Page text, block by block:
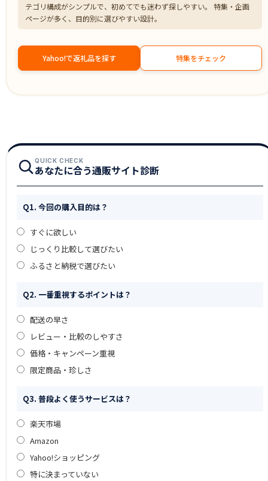
テゴリ構成がシンプルで、初めてでも迷わず探しやすい。 特集・企画
ページが多く、目的別に選びやすい設計。
Yahoo!で返礼品を探す 特集をチェック
QUICK CHECK
あなたに合う通販サイト診断
Q1. 今回の購入目的は？
すぐに欲しい
じっくり比較して選びたい
ふるさと納税で選びたい
Q2. 一番重視するポイントは？
配送の早さ
レビュー・比較のしやすさ
価格・キャンペーン重視
限定商品・珍しさ
Q3. 普段よく使うサービスは？
楽天市場
Amazon
Yahoo!ショッピング
特に決まっていない